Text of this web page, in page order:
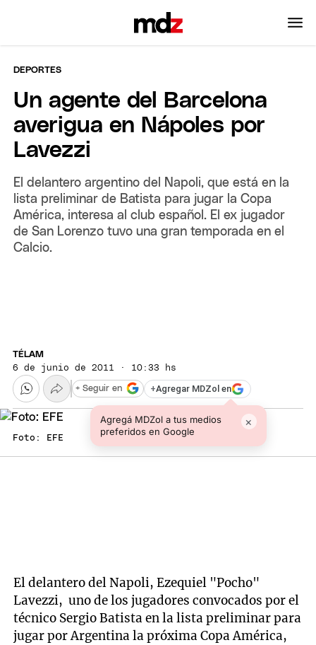
DEPORTES
Un agente del Barcelona
averigua en Nápoles por
Lavezzi
El delantero argentino del Napoli, que está en la
lista preliminar de Batista para jugar la Copa
América, interesa al club español. El ex jugador
de San Lorenzo tuvo una gran temporada en el
Calcio.
TÉLAM
6 de junio de 2011 · 10:33 hs
+Agregar MDZol en
Agregá MDZol a tus medios
preferidos en Google
×
+ Seguir en
Foto: EFE
El delantero del Napoli, Ezequiel "Pocho"
Lavezzi, uno de los jugadores convocados por el
técnico Sergio Batista en la lista preliminar para
jugar por Argentina la próxima Copa América,